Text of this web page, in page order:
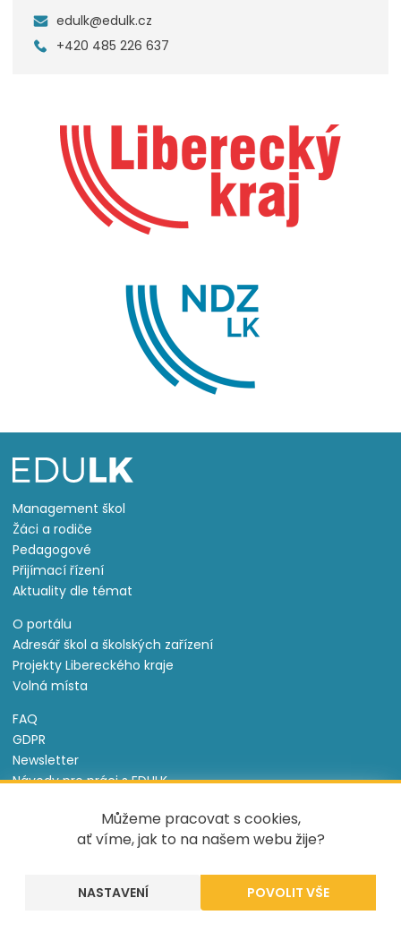
Můžeme pracovat s cookies,
ať víme, jak to na našem webu žije?
NASTAVENÍ
edulk@edulk.cz
+420 485 226 637
Management škol
Žáci a rodiče
Pedagogové
Přijímací řízení
Aktuality dle témat
O portálu
Adresář škol a školských zařízení
Projekty Libereckého kraje
Volná místa
FAQ
GDPR
Newsletter
Návody pro práci s EDULK
Nastavení cookies
Informace o souborech cookie
Tento projekt je spolufinancován Evropským sociálním
fondem a státním rozpočtem České republiky.